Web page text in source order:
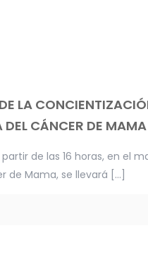
LA
CÁNCER DE MAMA
de las 16 horas, en el
de Mama, se llevará […]